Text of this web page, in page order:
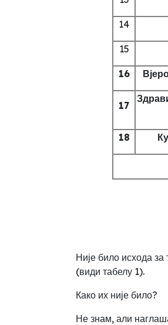
14
15
16
17
18
Није било исхода
(види табелу 1).
Како их није било?
Не знам, али